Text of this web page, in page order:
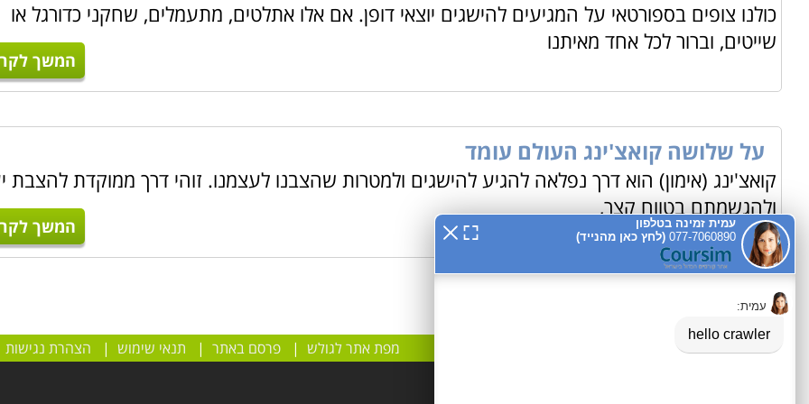
מה לומדים
מושגים פיננסים בסייסים המהווים חלק בלתי נפרד מ
, שיווק ופרסום ברבדיו השונים ובדגש על שיווק
אינטרנטי, תוך קבלת ידע כיצד להשיג יעדים ותוצאות בתכנון מדויק. שיעורי העשרה בתחום המשפט, המיסוי והביטוח
קורסים נוספים בקטגוריית הנחייה, ייעוץ וקואצ'ינג:קורס דמיון מודרך,
NLP, קורס מאמני משפחה וכלכלת משפחה,גישור
ואבחון. מומלץ לעבור על הרשימה המלאה, למצוא את הקורס שמעניין אתכם ולקבל פרטים על אודות אותו תחום עניין.
כולנו צופים בספורטאי על המגיעים להישגים יוצאי דופן. אם אלו אתלטים, מתעמלים, שחקני כדורגל או
שייטים, וברור לכל אחד מאיתנו
המשך
על שלושה קואצ'ינג העולם עומד
קואצ'ינג (אימון) הוא דרך נפלאה להגיע להישגים ולמטרות שהצבנו לעצמנו. זוהי דרך ממוקדת להצבת
ולהגשמתם בטווח קצר,
המשך
מפת אתר לגולש |פרסם באתר | תנאי שימוש | הצהרת נגישות